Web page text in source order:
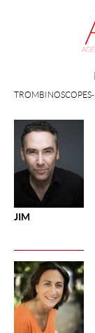
JIM
TROMBINOSCOPES